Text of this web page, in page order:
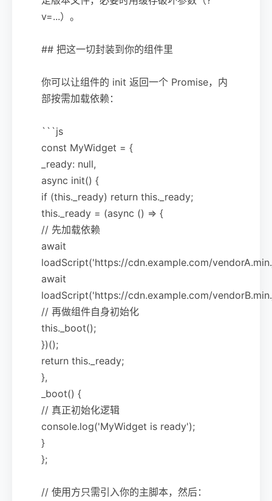
v=...）。
## 把这一切封装到你的组件里
你可以让组件的 init 返回一个 Promise，内
部按需加载依赖：
```js
const MyWidget = {
_ready: null,
async init() {
if (this._ready) return this._ready;
this._ready = (async () => {
// 先加载依赖
await
loadScript('https://cdn.example.com/
await
loadScript('https://cdn.example.com/
// 再做组件自身初始化
this._boot();
})();
return this._ready;
},
_boot() {
// 真正初始化逻辑
console.log('MyWidget is ready');
}
};
// 使用方只需引入你的主脚本，然后：